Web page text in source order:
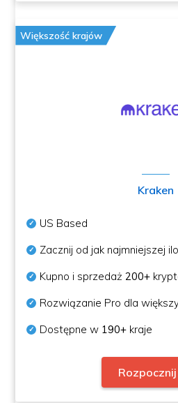
Większość krajów
Kraken
US Based
Zacznij od jak najmniejszej
Kupno i sprzedaż200+
Rozwiązanie Pro dla
Dostępne w 190+ kraje
Rozpocznij